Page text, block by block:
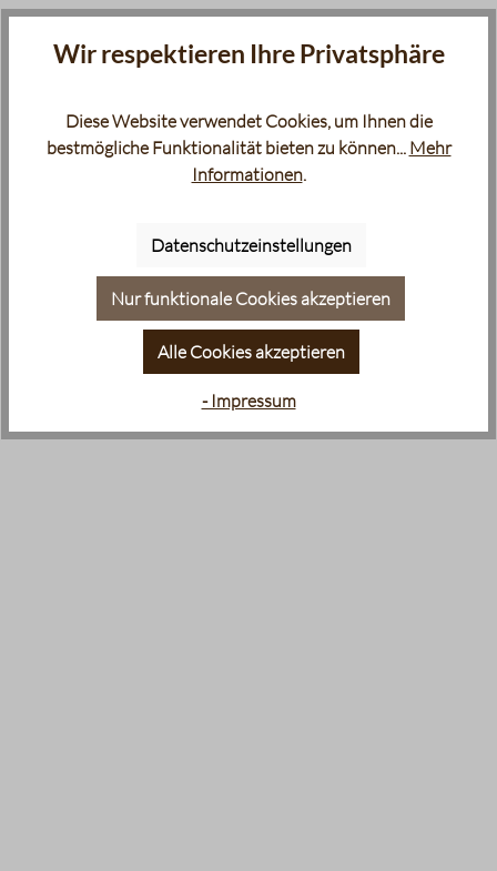
Wir respektieren Ihre Privatsphäre
Diese Website verwendet Cookies, um Ihnen die
bestmögliche Funktionalität bieten zu können... Mehr
Informationen.
Datenschutzeinstellungen
Nur funktionale Cookies akzeptieren
Alle Cookies akzeptieren
- Impressum